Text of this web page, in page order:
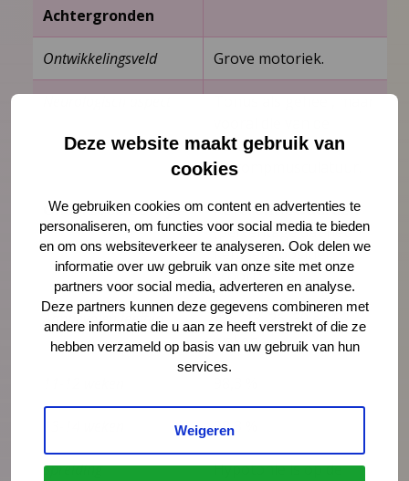
Deze website maakt gebruik van
cookies
We gebruiken cookies om content en advertenties te
personaliseren, om functies voor social media te bieden
en om ons websiteverkeer te analyseren. Ook delen we
informatie over uw gebruik van onze site met onze
partners voor social media, adverteren en analyse.
Deze partners kunnen deze gegevens combineren met
andere informatie die u aan ze heeft verstrekt of die ze
hebben verzameld op basis van uw gebruik van hun
services.
Weigeren
Achtergronden
Ontwikkelingsveld Grove motoriek.
schouder­
en rompmusculatuur.
Onderzoekleeftijd
Referentiewaarden
(percentage dat het
kenmerk positief
scoort)
Aanbevolen leeftijd
4, 8, 13, 26, 39 en 52
weken.
98,3 %
Spreiding
Hypotonie is op de